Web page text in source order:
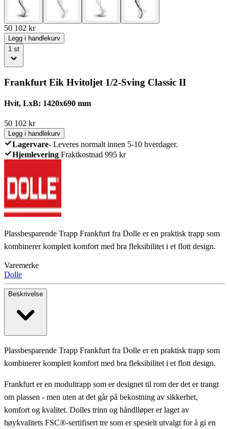
50 102 kr
Legg i handlekurv
1 st
Frankfurt Eik Hvitoljet 1/2-Sving Classic II
Hvit, LxB: 1420x690 mm
50 102 kr
Legg i handlekurv
Lagervare- Leveres normalt innen 5-10 hverdager.
Hjemlevering Fraktkostnad 995 kr
Plassbesparende Trapp Frankfurt fra Dolle er en praktisk trapp som
kombinerer komplett komfort med bra fleksibilitet i et flott design.
Varemerke
Dolle
Beskrivelse
Plassbesparende Trapp Frankfurt fra Dolle er en praktisk trapp som
kombinerer komplett komfort med bra fleksibilitet i et flott design.
Frankfurt er en modultrapp som er designet til rom der det er trangt
om plassen - men uten at det går på bekostning av sikkerhet,
komfort og kvalitet. Dolles trinn og håndlløper er laget av
høykvalitets FSC®-sertifisert tre som er spesielt utvalgt for å gi en